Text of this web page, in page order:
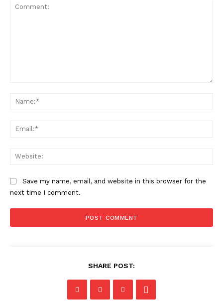
Save my name, email, and website in this browser for the
next time I comment.
SHARE POST: